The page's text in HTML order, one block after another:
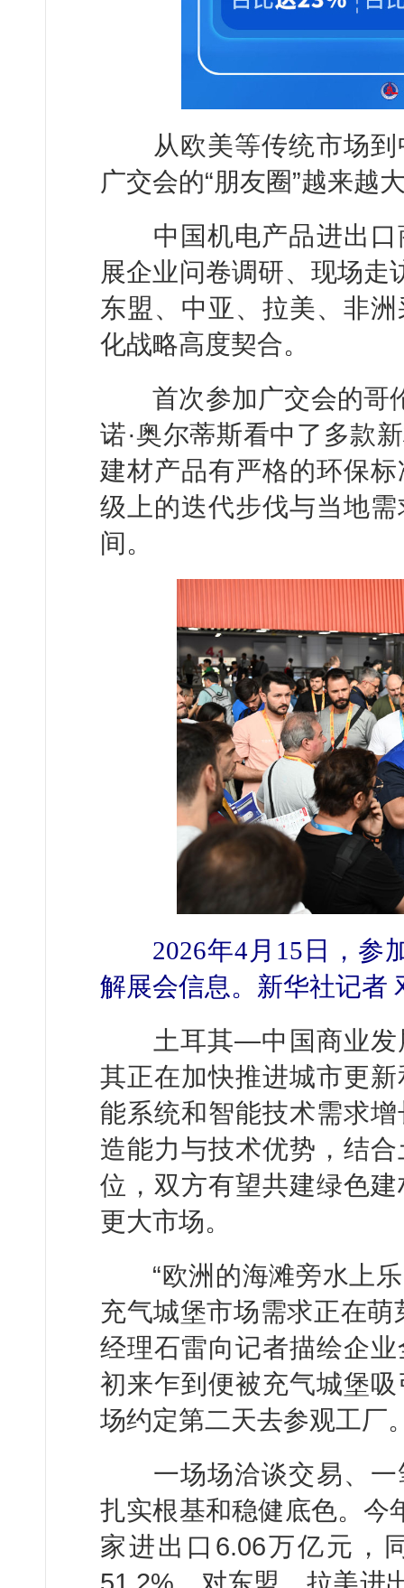
从欧美等传统市场到
广交会的“朋友圈”越来越
中国机电产品进出口
展企业问卷调研、现场走
东盟、中亚、拉美、非
化战略高度契合。
首次参加广交会的哥伦
诺·奥尔蒂斯看中了多款
建材产品有严格的环保
级上的迭代步伐与当地
间。
2026年4月15日，参
解展会信息。新华社记者
土耳其—中国商业发
其正在加快推进城市更
能系统和智能技术需求
造能力与技术优势，结
位，双方有望共建绿色
更大市场。
“欧洲的海滩旁水上乐
充气城堡市场需求正在
经理石雷向记者描绘企
初来乍到便被充气城堡
场约定第二天去参观工厂
一场场洽谈交易、一
扎实根基和稳健底色。今
家进出口6.06万亿元，